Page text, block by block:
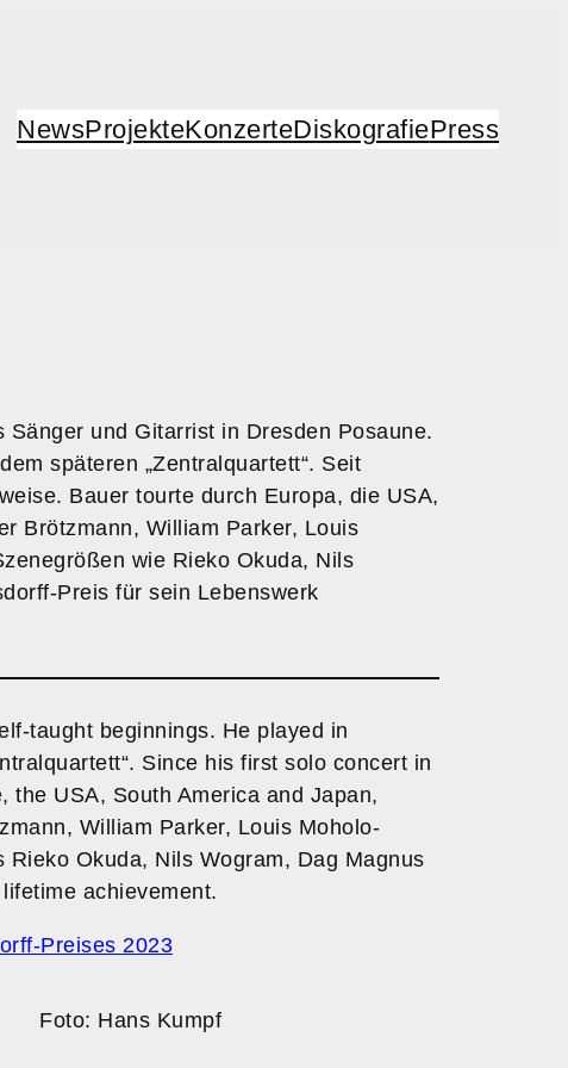
NewsProjekteKonzerteDiskografiePress
und Gitarrist in Dresden Posaune.
späteren „Zentralquartett“. Seit
Bauer tourte durch Europa, die USA,
Brötzmann, William Parker, Louis
wie Rieko Okuda, Nils
Preis für sein Lebenswerk
taught beginnings. He played in
Since his first solo concert in
USA, South America and Japan,
William Parker, Louis Moholo-
Okuda, Nils Wogram, Dag Magnus
achievement.
Preises 2023
Foto: Hans Kumpf